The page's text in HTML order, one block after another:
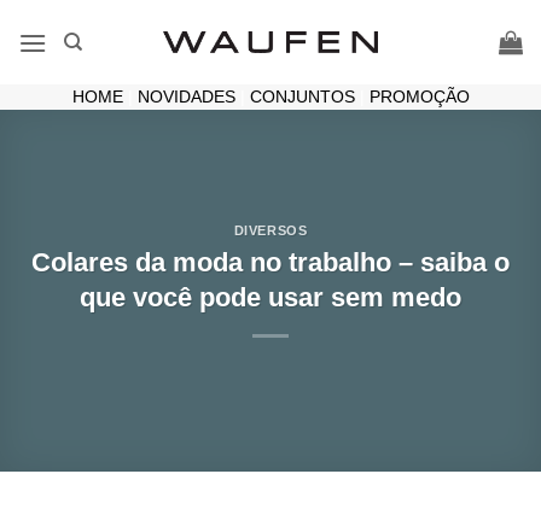
HOME| NOVIDADES| CONJUNTOS| PROMOÇÃO
DIVERSOS
Colares da moda no trabalho – saiba o
que você pode usar sem medo